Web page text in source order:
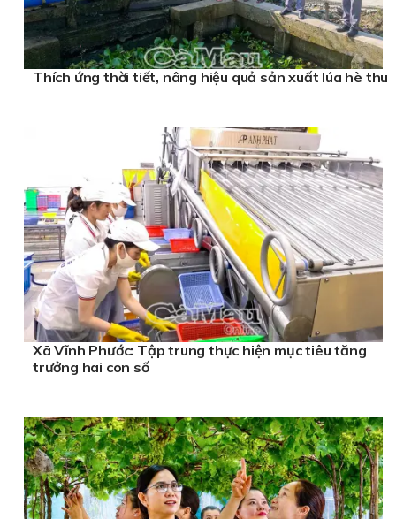
Thích ứng thời tiết, nâng hiệu quả sản xuất lúa hè thu
Xã Vĩnh Phước: Tập trung thực hiện mục tiêu tăng
trưởng hai con số